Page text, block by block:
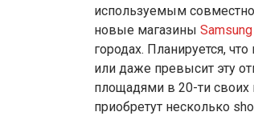
используемым
новые магазины
городах. Планируется,
или даже превысит эту
площадями в 20-ти своих
приобретут несколько